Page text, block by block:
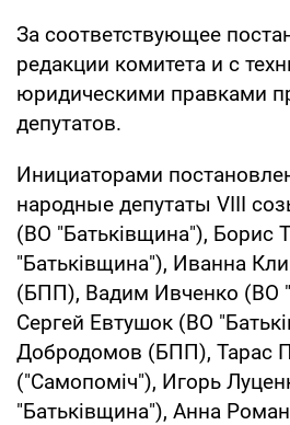
За соответствующее
редакции комитета и с
юридическими правками
депутатов.
Инициаторами
народные депутаты VIII
(ВО "Батьківщина"), Борис
"Батьківщина"), Иванна
(БПП), Вадим Ивченко (ВО
Сергей Евтушок (ВО
Добродомов (БПП), Тарас
("Самопоміч"), Игорь
"Батьківщина"), Анна